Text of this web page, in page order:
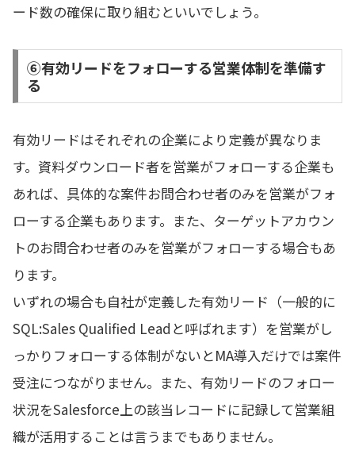
ード数の確保に取り組むといいでしょう。
⑥有効リードをフォローする営業体制を準備す
る
有効リードはそれぞれの企業により定義が異なりま
す。資料ダウンロード者を営業がフォローする企業も
あれば、具体的な案件お問合わせ者のみを営業がフォ
ローする企業もあります。また、ターゲットアカウン
トのお問合わせ者のみを営業がフォローする場合もあ
ります。
いずれの場合も自社が定義した有効リード（一般的に
SQL:Sales Qualified Leadと呼ばれます）を営業がし
っかりフォローする体制がないとMA導入だけでは案件
受注につながりません。また、有効リードのフォロー
状況をSalesforce上の該当レコードに記録して営業組
織が活用することは言うまでもありません。